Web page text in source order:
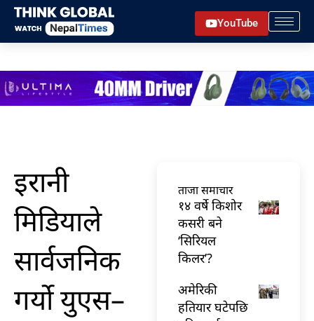
Skip
content
YouTube
इरानी
मिडियाले
सार्वजनिक
गर्यो युएस–
ताजा समाचार
१४ वर्षे किशोर
कसरी बने
‘सिरियल
किलर’?
अमेरिकी
हतियार घटेपछि